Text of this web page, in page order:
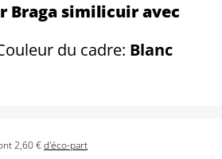
Braga similicuir avec
du cadre: Blanc
2,60 €d'éco-part